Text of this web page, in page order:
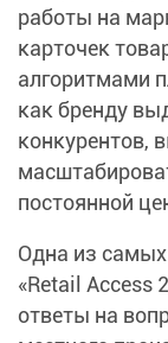
работы на
карточек
алгоритмами
как бренду
конкурентов,
постоянной
Одна из
«Retail Access
ответы на